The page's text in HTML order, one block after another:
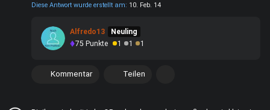
Diese Antwort wurde erstellt am: 10. Feb. 14
Alfredo13
Neuling
75 Punkte 1 1 1
Kommentar Teilen